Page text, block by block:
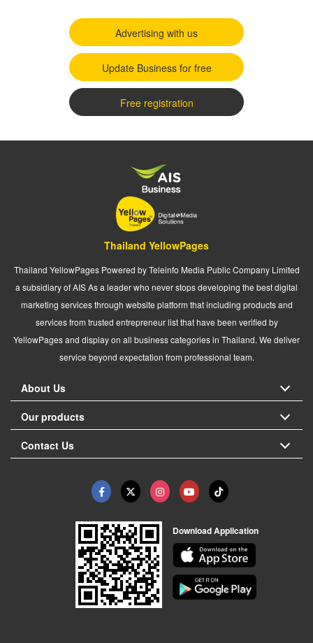
Advertising with us
Update Business for free
Free registration
Thailand YellowPages
Thailand YellowPages Powered by Teleinfo Media Public Company Limited
a subsidiary of AIS As a leader who never stops developing the best digital
marketing services through website platform that including products and
services from trusted entrepreneur list that have been verified by
YellowPages and display on all business categories in Thailand. We deliver
service beyond expectation from professional team.
About Us
Our products
Contact Us
Download Application